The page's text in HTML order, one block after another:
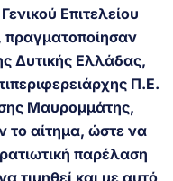
Επιτελείου
πραγματοποίησαν
Δυτικής Ελλάδας,
Π.Ε.
Μαυρομμάτης,
το αίτημα, ώστε να
παρέλαση
τιμηθεί και με αυτό